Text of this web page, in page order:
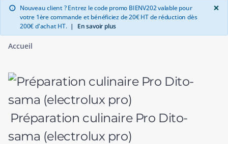
info Nouveau client ? Entrez le code promo BIENV202 valable pour
votre 1ère commande et bénéficiez de 20€ HT de réduction dès
200€ d'achat HT. | En savoir plus
×
Accueil
Préparation culinaire Pro Dito-
sama (electrolux pro)